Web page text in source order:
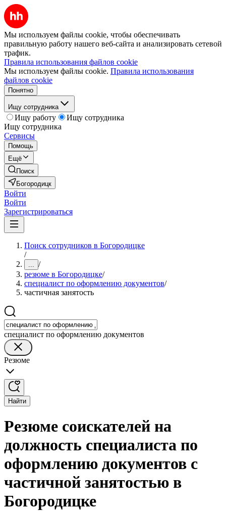
Мы используем файлы cookie, чтобы обеспечивать
правильную работу нашего веб-сайта и анализировать сетевой
трафик.
Правила использования файлов cookie
Мы используем файлы cookie. Правила использования
файлов cookie
Понятно
Ищу сотрудника
Ищу работу
Ищу сотрудника
Ищу сотрудника
Сервисы
Помощь
Ещё
Поиск
Богородицк
Войти
Войти
Зарегистрироваться
Поиск сотрудников в Богородицке
/
... /
резюме в Богородицке/
специалист по оформлению документов/
частичная занятость
специалист по оформлению документов
Резюме
Найти
Резюме соискателей на
должность специалиста по
оформлению документов с
частичной занятостью в
Богородицке